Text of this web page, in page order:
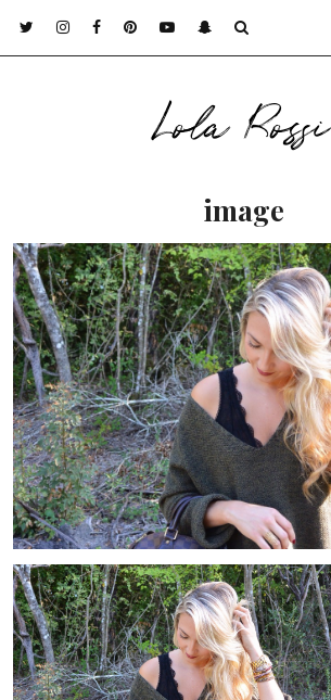
Lola Rossi
image